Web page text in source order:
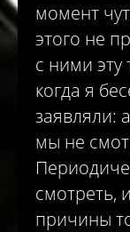
момент
этого не
с ними эту
когда я
заявляли:
мы не
смотреть,
причины